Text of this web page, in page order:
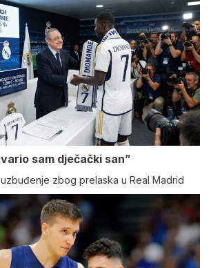
sam dječački san”
zbog prelaska u Real Madrid